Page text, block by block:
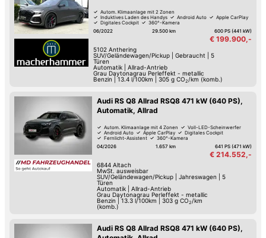
Autom. Klimaanlage mit 2 Zonen
Induktives Laden des Handys
Android Auto
Apple CarPlay
Digitales Cockpit
360°-Kamera
06/2022 29.500 km 600 PS (441 kW)
€ 199.900,-
5102 Anthering
SUV/Geländewagen/Pickup |Gebraucht
5
Türen
Automatik |Allrad-Antrieb
Grau Daytonagrau Perleffekt - metallic
Benzin
|13.4 l/100km |305 g CO2/km (komb.)
Audi RS Q8 Allrad RSQ8 471 kW (640 PS),
Automatik, Allrad
Autom. Klimaanlage mit 4 Zonen
Voll-LED-Scheinwerfer
Android Auto
Apple CarPlay
Digitales Cockpit
Fernlicht-Assistent
360°-Kamera
04/2026 1.657 km 641 PS (471 kW)
€ 214.552,-
6844 Altach
MwSt. ausweisbar
SUV/Geländewagen/Pickup| Jahreswagen
5
Türen
Automatik| Allrad-Antrieb
Grau Daytonagrau Perleffekt - metallic
Benzin
|13.3 l/100km 303 g CO2 /km
(komb.)
Audi RS Q8 Allrad RSQ8 471 kW (640 PS),